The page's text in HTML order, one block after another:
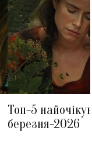
Топ-5
березня-2026